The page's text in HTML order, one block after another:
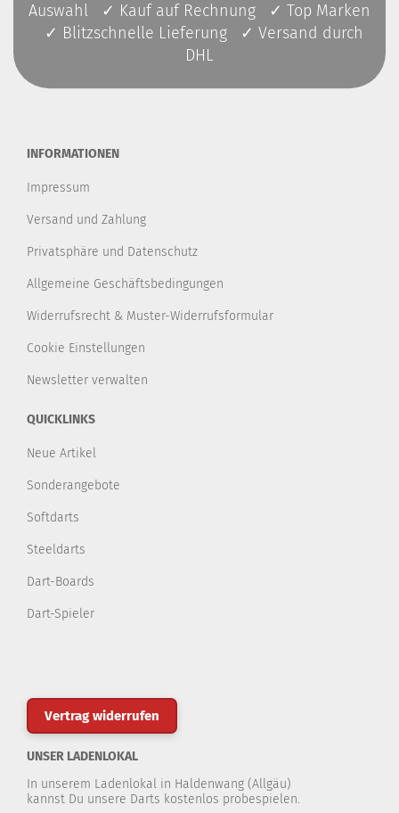
Auswahl ✓ Kauf auf Rechnung ✓ Top Marken
✓ Blitzschnelle Lieferung ✓ Versand durch
DHL
INFORMATIONEN
Impressum
Versand und Zahlung
Privatsphäre und Datenschutz
Allgemeine Geschäftsbedingungen
Widerrufsrecht & Muster-Widerrufsformular
Cookie Einstellungen
Newsletter verwalten
QUICKLINKS
Neue Artikel
Sonderangebote
Softdarts
Steeldarts
Dart-Boards
Dart-Spieler
Vertrag widerrufen
UNSER LADENLOKAL
In unserem Ladenlokal in Haldenwang (Allgäu)
kannst Du unsere Darts kostenlos probespielen.